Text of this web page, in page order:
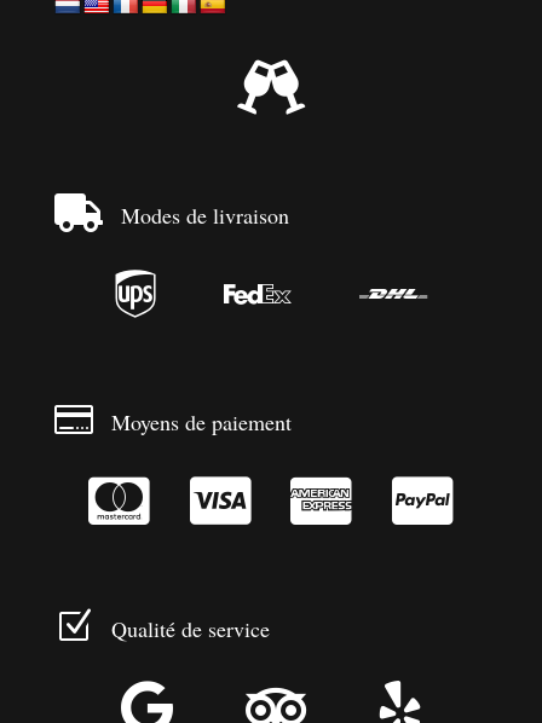

 Modes de livraison
  
 Moyens de paiement
   
Z Qualité de service
  